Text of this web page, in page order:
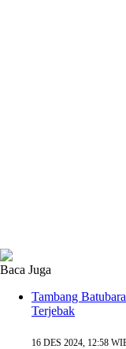
Baca Juga
Tambang
Terjebak
16 DES 2024, 12:58